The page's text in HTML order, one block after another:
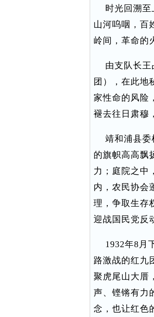
时光回溯至
山河呜咽，百
岭间，革命的
由支队长王
团），在此地
家性命的风险
褪去往日肃穆
靖和浦县委
的旗帜高高飘
力；庭院之中
内，农民协会
理，争取生存
迎战国民党反
1932年8月
路激战的红九
聚虎尾山大厝
声、铿锵有力
念，也让红色